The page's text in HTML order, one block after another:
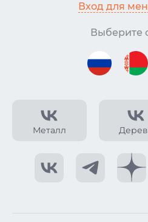
Металл
Вход для
Выберите